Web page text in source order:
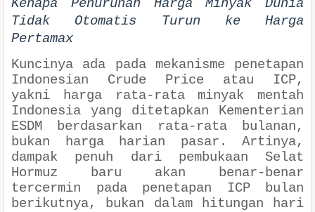
Kenapa Penurunan Harga Minyak Dunia
Tidak Otomatis Turun ke Harga
Pertamax
Kuncinya ada pada mekanisme penetapan
Indonesian Crude Price atau ICP,
yakni harga rata-rata minyak mentah
Indonesia yang ditetapkan Kementerian
ESDM berdasarkan rata-rata bulanan,
bukan harga harian pasar. Artinya,
dampak penuh dari pembukaan Selat
Hormuz baru akan benar-benar
tercermin pada penetapan ICP bulan
berikutnya, bukan dalam hitungan hari